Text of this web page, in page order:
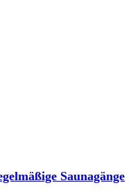
Saunagänge